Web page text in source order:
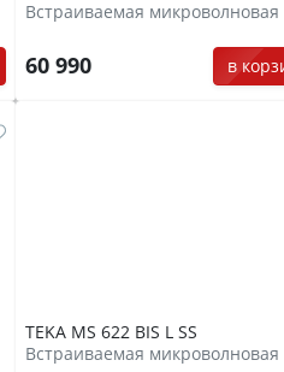
60 990 в
TEKA MS 622 BIS L SS